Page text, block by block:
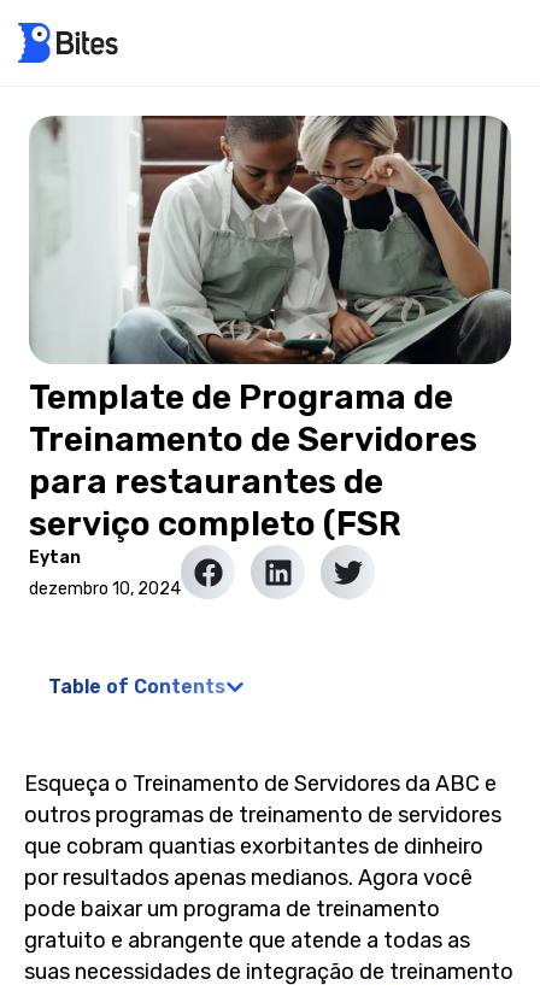
Template de Programa de
Treinamento de Servidores
para restaurantes de
serviço completo (FSR
Eytan
dezembro 10, 2024
Table of Contents
Esqueça o Treinamento de Servidores da ABC e
outros programas de treinamento de servidores
que cobram quantias exorbitantes de dinheiro
por resultados apenas medianos. Agora você
pode baixar um programa de treinamento
gratuito e abrangente que atende a todas as
suas necessidades de integração de treinamento